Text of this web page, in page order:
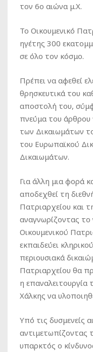
τον 6ο αιώνα μ.Χ.
Το Οικουμενικό
ηγέτης 300
σε όλο τον κόσμο.
Πρέπει να αφεθεί
θρησκευτικά του
αποστολή του,
πνεύμα του
των Δικαιωμάτων
του Ευρωπαϊκού
Δικαιωμάτων.
Για άλλη μια φορά
αποδεχθεί τη
Πατριαρχείου και
αναγνωρίζοντας
Οικουμενικού
εκπαιδεύει
περιουσιακά
Πατριαρχείου θα
η επαναλειτουργία
Χάλκης να
Υπό τις δυσμενείς
αντιμετωπίζοντας
υπαρκτός ο